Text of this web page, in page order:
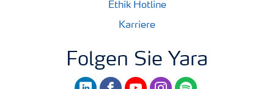
Ethik Hotline
Karriere
Folgen Sie Yara
linkedinfacebookyoutubeinstagram
spotify